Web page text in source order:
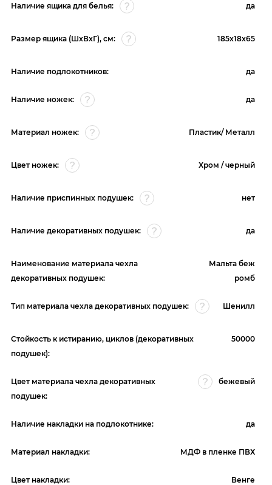
Наличие ящика для белья: да
Размер ящика (ШхВхГ), см: 185х18х65
Наличие подлокотников: да
Наличие ножек: да
Материал ножек: Пластик/ Металл
Цвет ножек: Хром / черный
Наличие приспинных подушек: нет
Наличие декоративных подушек: да
Наименование материала чехла
декоративных подушек:
Мальта беж
ромб
Тип материала чехла декоративных подушек: Шенилл
Стойкость к истиранию, циклов (декоративных
подушек):
50000
Цвет материала чехла декоративных
подушек:
бежевый
Наличие накладки на подлокотнике: да
Материал накладки: МДФ в пленке ПВХ
Цвет накладки: Венге